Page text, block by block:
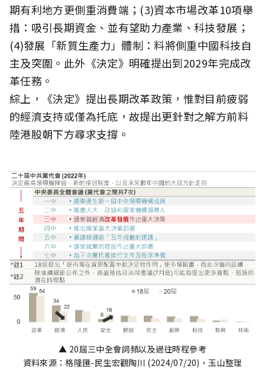
期有利地方更側重消費端；(3)資本市場改革10項舉
措：吸引長期資金、並有望助力產業、科技發展；
(4)發展「新質生產力」體制：料將側重中國科技自
主及突圍。此外《決定》明確提出到2029年完成改
革任務。
綜上，《決定》提出長期改革政策，惟對目前疲弱
的經濟支持或僅為托底，故提出更針對之解方前料
陸港股朝下方尋求支撐。
▲ 20屆三中全會詞頻以及過往時程參考
資料來源：格隆匯-民生宏觀陶川 (2024/07/20)，玉山整理